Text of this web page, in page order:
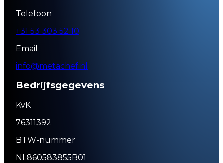
Telefoon
+31 53 303 52 10
Email
info@metachef.nl
Bedrijfsgegevens
KvK
76311392
BTW-nummer
NL860583855B01